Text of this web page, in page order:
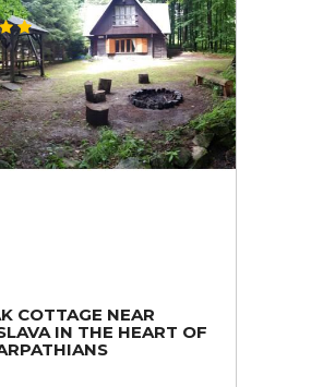
COTTAGE NEAR
IN THE HEART OF